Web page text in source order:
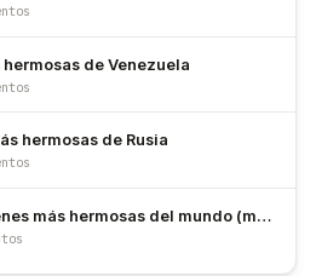
de Venezuela
hermosas de Rusia
hermosas del mundo (menores de 30 años)